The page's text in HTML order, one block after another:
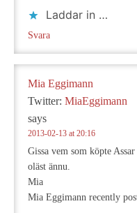
Laddar in …
Svara
Mia Eggimann
Twitter: MiaEggimann
says
2013-02-13 at 20:16
Gissa vem som köpte
oläst ännu.
Mia
Mia Eggimann recently